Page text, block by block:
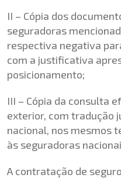
II – Cópia dos
seguradoras
respectiva negativa
com a justificativa
posicionamento;
III – Cópia da consulta
exterior, com tradução
nacional, nos mesmos
às seguradoras
A contratação de